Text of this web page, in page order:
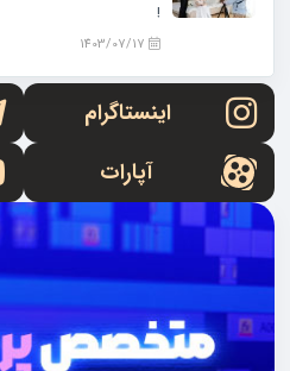
!
اینستاگرام
آپارات